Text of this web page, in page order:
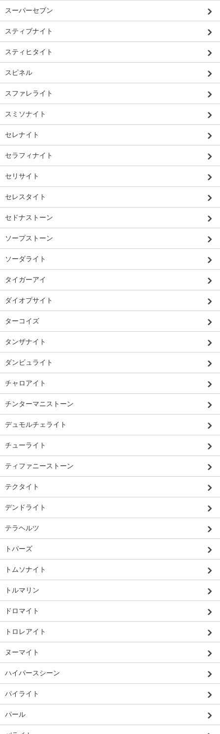
スーパーセブン
スティブナイト
スティヒタイト
スピネル
スファレライト
スミソナイト
セレナイト
セラフィナイト
セリサイト
セレスタイト
セドナストーン
ソープストーン
ソーダライト
タイガーアイ
ダイオプサイト
ターコイズ
タンザナイト
ダンビュライト
チャロアイト
チンターマニストーン
デュモルチェライト
チューライト
ティファニーストーン
テクタイト
デンドライト
テラヘルツ
トパーズ
トムソナイト
トルマリン
ドロマイト
トロレアイト
ヌーマイト
ハイパースシーン
パイライト
パール